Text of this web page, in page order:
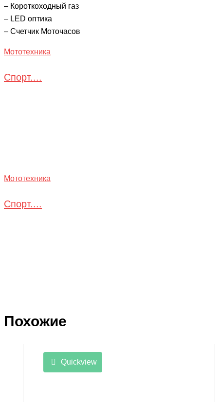
– Короткоходный газ
– LЕD оптика
– Счетчик Моточасов
Мототехника
Спорт....
Мототехника
Спорт....
Похожие
Quickview